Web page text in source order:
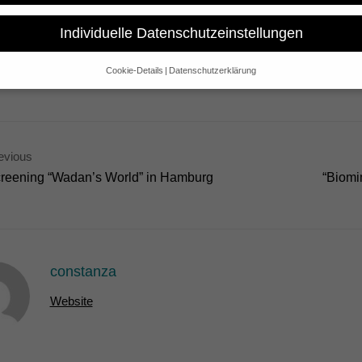
“Wadan’s World” in Hamburg
constanza
Website
Individuelle Datenschutzeinstellungen
Cookie-Details Datenschutzerklärung
Datenschutzeinstellungen
Website und Ihre Erfahrung zu verbessern.
z. B. für personalisierte Anzeigen und Inhalte oder Anzeigen-
die Verwendung Ihrer Daten finden Sie in unserer
Informationen anzeigen lassen und so nur bestimmte Cookies
grundlegende Funktionen und sind für die einwandfreie Funktion der